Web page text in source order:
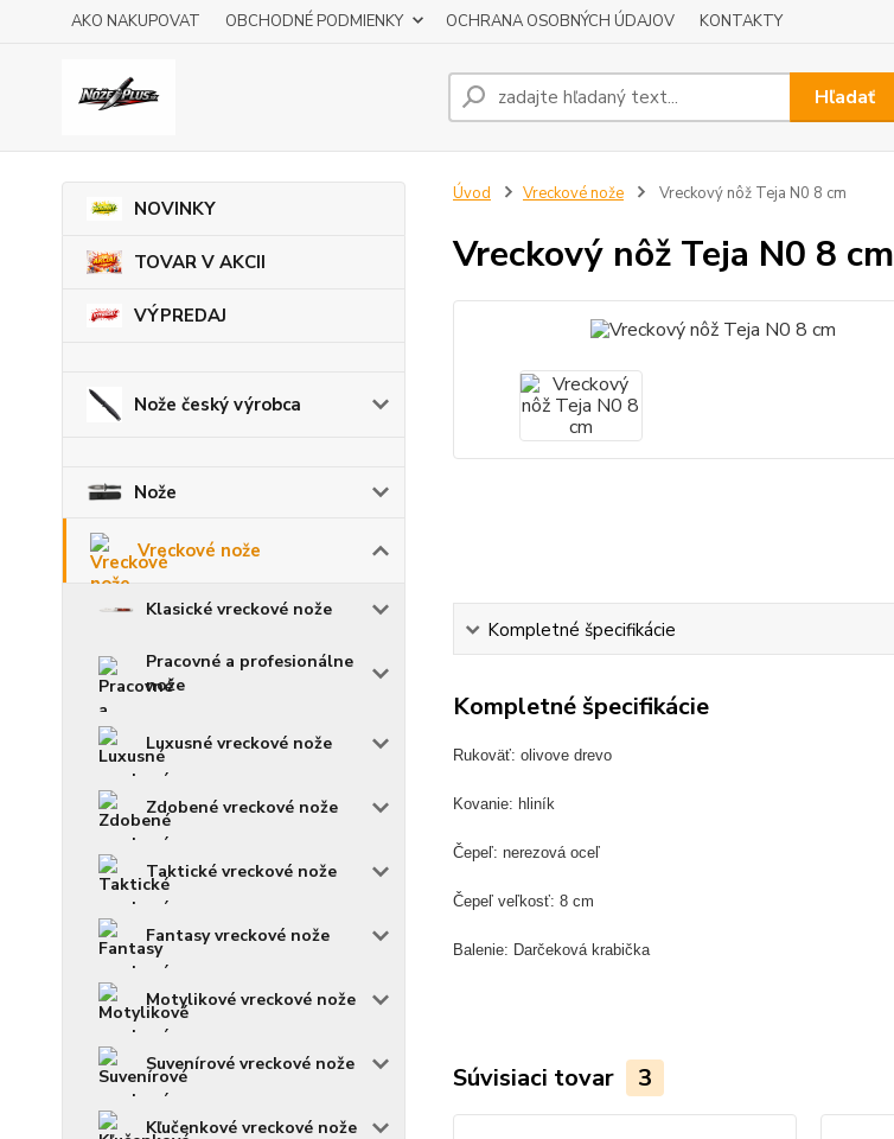
AKO NAKUPOVAT OBCHODNÉ PODMIENKY OCHRANA OSOBNÝCH ÚDAJOV KONTAKTY
Hľadať
NOVINKY
TOVAR V AKCII
VÝPREDAJ
Nože český výrobca
Nože
Vreckové nože
Klasické vreckové nože
Pracovné a profesionálne
nože
Luxusné vreckové nože
Zdobené vreckové nože
Taktické vreckové nože
Fantasy vreckové nože
Motylikové vreckové nože
Suvenírové vreckové nože
Kľučenkové vreckové nože
Úvod Vreckové nože Vreckový nôž Teja N0 8 cm
Vreckový nôž Teja N0 8 cm
Kompletné špecifikácie
Kompletné špecifikácie
Rukoväť: olivove drevo
Kovanie: hliník
Čepeľ: nerezová oceľ
Čepeľ veľkosť: 8 cm
Balenie: Darčeková krabička
Súvisiaci tovar 3